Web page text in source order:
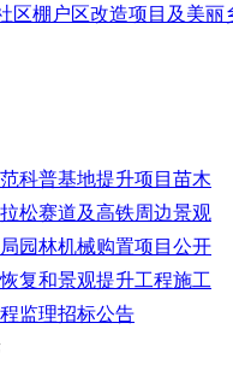
区棚户区改造项目及美丽
科普基地提升项目苗木
松赛道及高铁周边景观
园林机械购置项目公开
复和景观提升工程施工
监理招标公告